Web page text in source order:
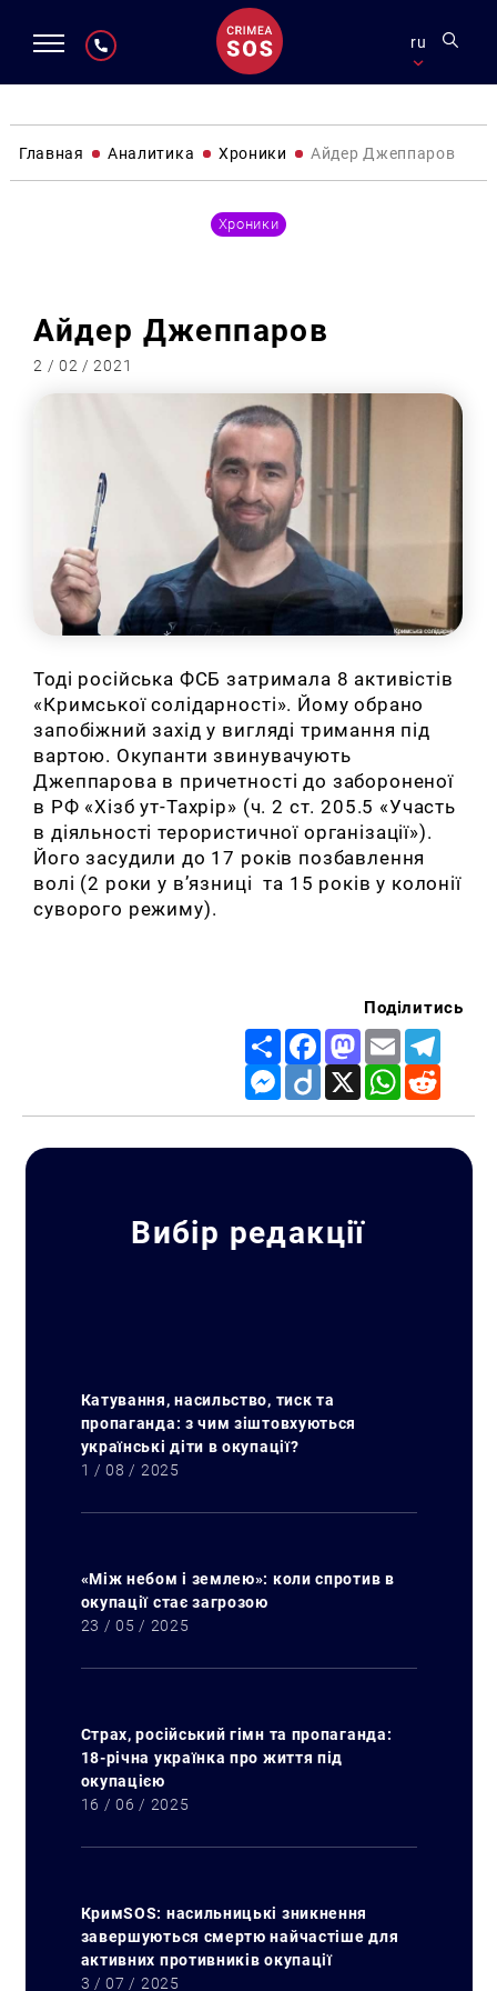
ru
Главная Аналитика Хроники Айдер Джеппаров
Хроники
Айдер Джеппаров
2 / 02 / 2021
Тоді російська ФСБ затримала 8 активістів
«Кримської солідарності». Йому обрано
запобіжний захід у вигляді тримання під
вартою. Окупанти звинувачують
Джеппарова в причетності до забороненої
в РФ «Хізб ут-Тахрір» (ч. 2 ст. 205.5 «Участь
в діяльності терористичної організації»).
Його засудили до 17 років позбавлення
волі (2 роки у в’язниці та 15 років у колонії
суворого режиму).
Поділитись
Share FacebookMastodon
Email
Messenger
Diigo X WhatsApp
Вибір редакції
Катування, насильство, тиск та
пропаганда: з чим зіштовхуються
українські діти в окупації?
1 / 08 / 2025
«Між небом і землею»: коли спротив в
окупації стає загрозою
23 / 05 / 2025
Страх, російський гімн та пропаганда:
18-річна українка про життя під
окупацією
16 / 06 / 2025
КримSOS: насильницькі зникнення
завершуються смертю найчастіше для
активних противників окупації
3 / 07 / 2025